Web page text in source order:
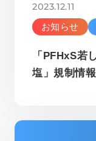
2023.12.11
お知らせ
「PFHxS若
塩」規制情報